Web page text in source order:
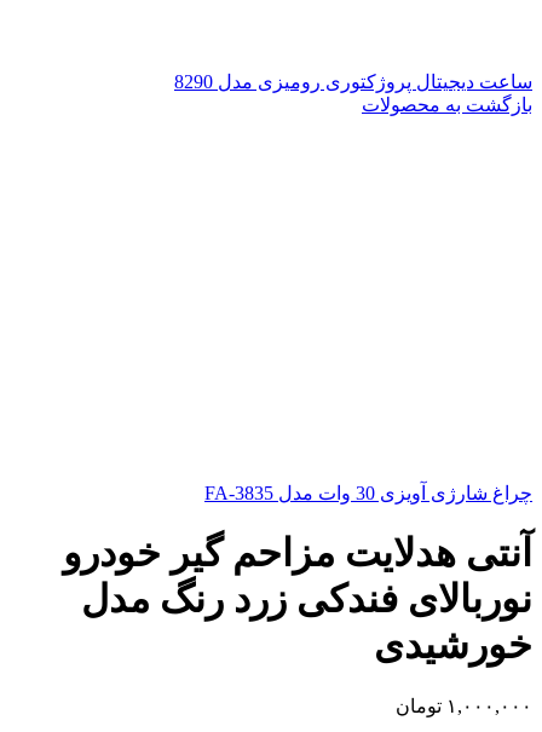
ساعت دیجیتال پروژکتوری رومیزی مدل 8290
بازگشت به محصولات
چراغ شارژی آویزی 30 وات مدل FA-3835
آنتی هدلایت مزاحم گیر خودرو
نوربالای فندکی زرد رنگ مدل
خورشیدی
۱,۰۰۰,۰۰۰ تومان